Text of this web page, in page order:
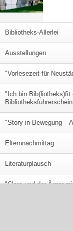
Bibliotheks-Allerlei
Ausstellungen
"Vorlesezeit für
"Ich bin Bib(liotheks)fit
"Story in Bewegung –
Elternnachmittag
Literaturplausch
"Clara und der Ärger